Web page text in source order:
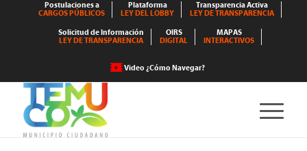
Postulaciones a
CARGOS PÚBLICOS
Plataforma
LEY DEL LOBBY
Transparencia Activa
LEY DE TRANSPARENCIA
Solicitud de Información
LEY DE TRANSPARENCIA
OIRS
DIGITAL
MAPAS
INTERACTIVOS
Video ¿Cómo Navegar?